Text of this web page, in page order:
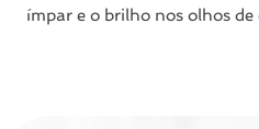
ímpar e o brilho nos olhos de